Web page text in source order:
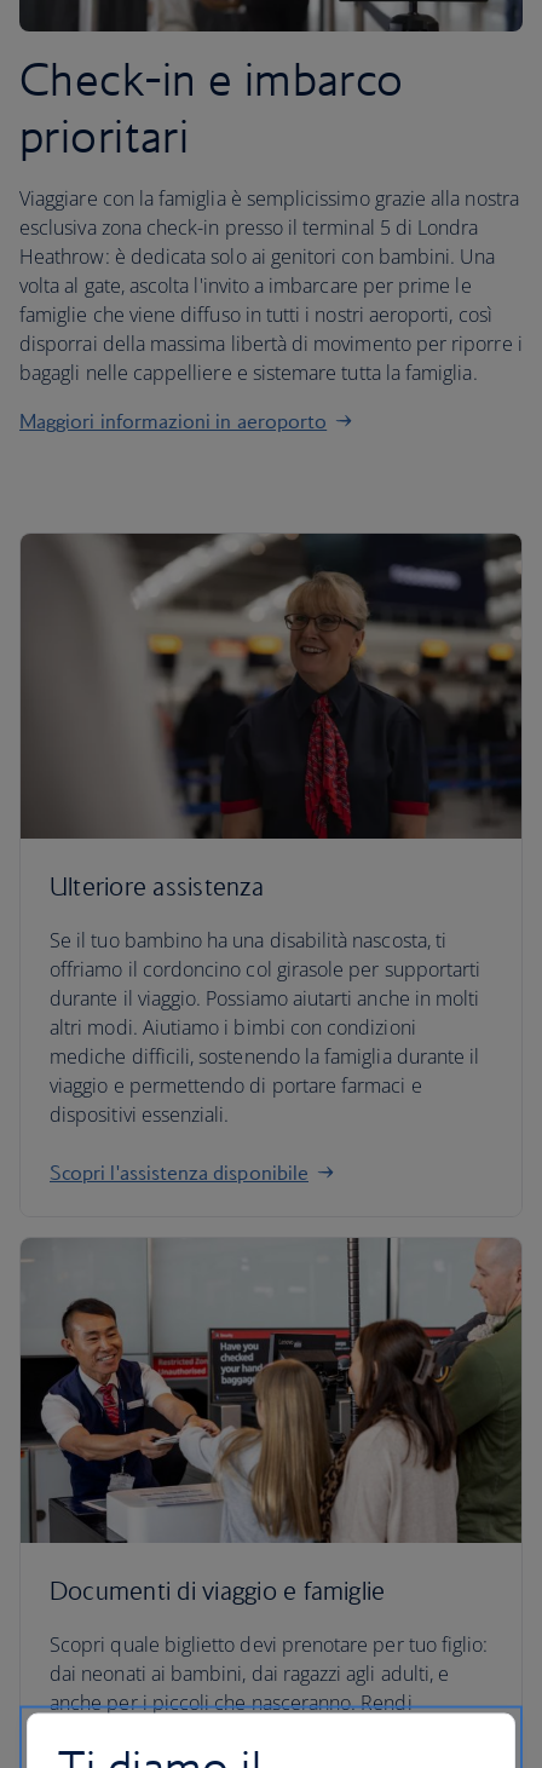
Check-in e imbarco
prioritari
Viaggiare con la famiglia è semplicissimo grazie alla nostra
esclusiva zona check-in presso il terminal 5 di Londra
Heathrow: è dedicata solo ai genitori con bambini. Una
volta al gate, ascolta l'invito a imbarcare per prime le
famiglie che viene diffuso in tutti i nostri aeroporti, così
disporrai della massima libertà di movimento per riporre i
bagagli nelle cappelliere e sistemare tutta la famiglia.
Maggiori informazioni in aeroporto
Ulteriore assistenza
Se il tuo bambino ha una disabilità nascosta, ti
offriamo il cordoncino col girasole per supportarti
durante il viaggio. Possiamo aiutarti anche in molti
altri modi. Aiutiamo i bimbi con condizioni
mediche difficili, sostenendo la famiglia durante il
viaggio e permettendo di portare farmaci e
dispositivi essenziali.
Scopri l'assistenza disponibile
Documenti di viaggio e famiglie
Scopri quale biglietto devi prenotare per tuo figlio:
dai neonati ai bambini, dai ragazzi agli adulti, e
anche per i piccoli che nasceranno. Rendi
predisponendo la documentazione corretta per il